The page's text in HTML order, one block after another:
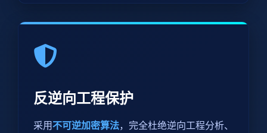
反逆向工程保护
采用不可逆加密算法，完全杜绝逆向工程分析、